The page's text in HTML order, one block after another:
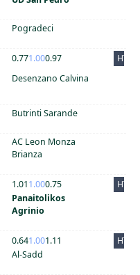
Pogradeci
0.771.000.97
HT
Desenzano Calvina
Butrinti Sarande
AC Leon Monza
Brianza
1.011.000.75
HT
Panaitolikos
Agrinio
0.641.001.11
HT
Al-Sadd